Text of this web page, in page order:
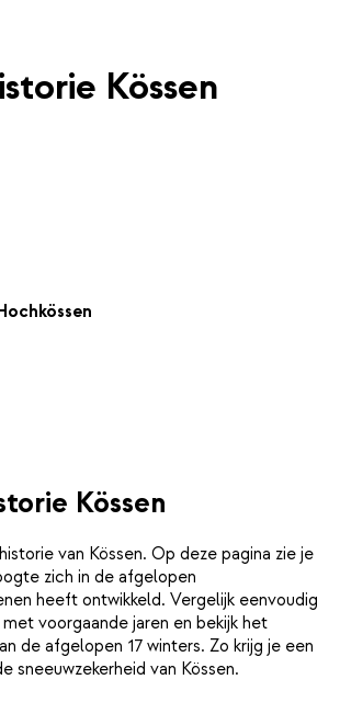
Kössen
Kössen
van Kössen. Op deze pagina zie je
zich in de afgelopen
heeft ontwikkeld. Vergelijk eenvoudig
voorgaande jaren en bekijk het
de afgelopen 17 winters. Zo krijg je een
sneeuwzekerheid van Kössen.